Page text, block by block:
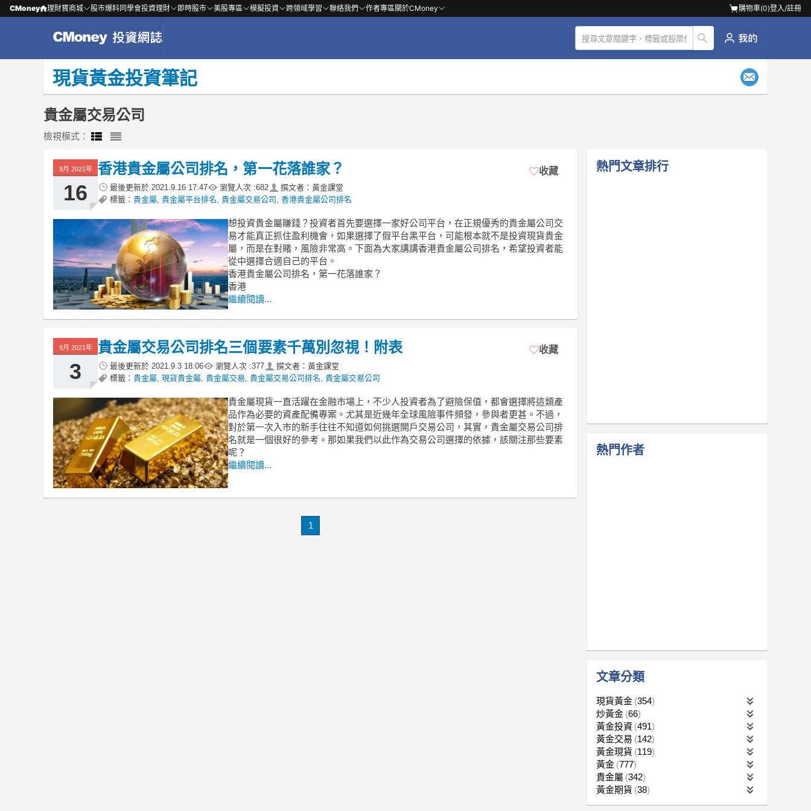
CMoney 理財寶商城 股市爆料同學會投資理財 即時股市 美股專區 模擬投資 跨領域學習 聯絡我們 作者專區關於CMoney 購物車(0)登入/註冊
現貨黃金投資筆記
貴金屬交易公司
檢視模式：
9月 2021年
16
香港貴金屬公司排名，第一花落誰家？
最後更新於 2021.9.16 17:47 瀏覽人次 :682
撰文者：黃金課堂
標籤： 貴金屬 貴金屬平台排名 貴金屬交易公司 香港貴金屬公司排名
收藏
想投資貴金屬賺錢？投資者首先要選擇一家好公司平台，在正規優秀的貴金屬公司交
易才能真正抓住盈利機會，如果選擇了假平台黑平台，可能根本就不是投資現貨貴金
屬，而是在對賭，風險非常高。下面為大家講講香港貴金屬公司排名，希望投資者能
從中選擇合適自己的平台。
香港貴金屬公司排名，第一花落誰家？
香港
繼續閱讀...
9月 2021年
3
貴金屬交易公司排名三個要素千萬別忽視！附表
最後更新於 2021.9.3 18:06 瀏覽人次 :377
撰文者：黃金課堂
標籤： 貴金屬 現貨貴金屬 貴金屬交易 貴金屬交易公司排名 貴金屬交易公司
收藏
貴金屬現貨一直活躍在金融市場上，不少人投資者為了避險保值，都會選擇將這類產
品作為必要的資產配備專案。尤其是近幾年全球風險事件頻發，參與者更甚。不過，
對於第一次入市的新手往往不知道如何挑選開戶交易公司，其實，貴金屬交易公司排
名就是一個很好的參考。那如果我們以此作為交易公司選擇的依據，該關注那些要素
呢？
繼續閱讀...
1
熱門文章排行
熱門作者
文章分類
現貨黃金 354
炒黃金 66
黃金投資 491
黃金交易 142
黃金現貨 119
黃金 777
貴金屬 342
黃金期貨 38